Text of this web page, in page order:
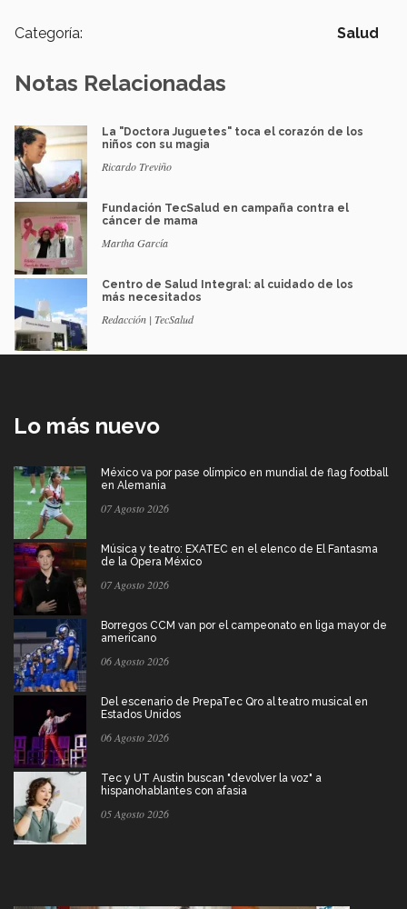
Categoría: Salud
Notas Relacionadas
La "Doctora Juguetes" toca el corazón de los
niños con su magia
Ricardo Treviño
Fundación TecSalud en campaña contra el
cáncer de mama
Martha García
Centro de Salud Integral: al cuidado de los
más necesitados
Redacción | TecSalud
Lo más nuevo
México va por pase olímpico en mundial de flag football
en Alemania
07 Agosto 2026
Música y teatro: EXATEC en el elenco de El Fantasma
de la Ópera México
07 Agosto 2026
Borregos CCM van por el campeonato en liga mayor de
americano
06 Agosto 2026
Del escenario de PrepaTec Qro al teatro musical en
Estados Unidos
06 Agosto 2026
Tec y UT Austin buscan "devolver la voz" a
hispanohablantes con afasia
05 Agosto 2026